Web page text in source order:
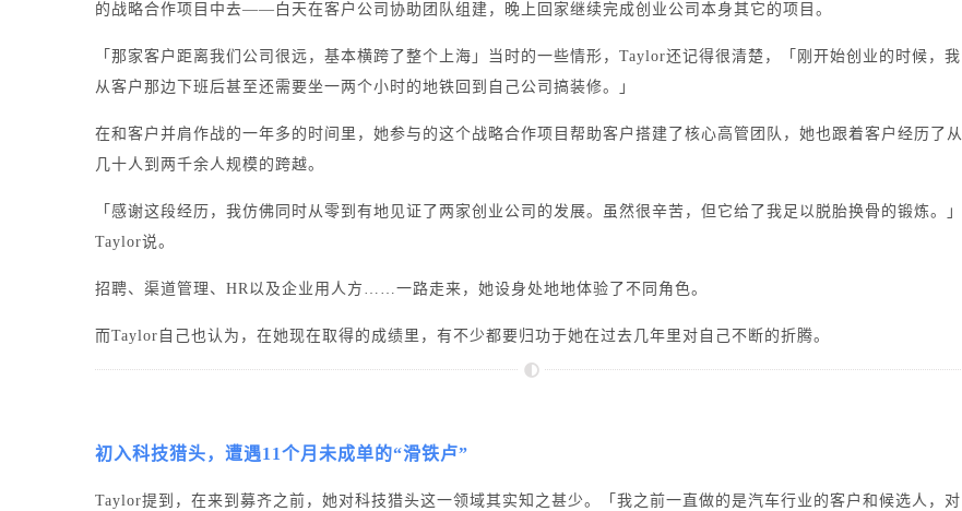
的战略合作项目中去——白天在客户公司协助团队组建，晚上回家继续完成创业公司本身其它的项目。
「那家客户距离我们公司很远，基本横跨了整个上海」当时的一些情形，Taylor还记得很清楚，「刚开始创业的时候，我
从客户那边下班后甚至还需要坐一两个小时的地铁回到自己公司搞装修。」
在和客户并肩作战的一年多的时间里，她参与的这个战略合作项目帮助客户搭建了核心高管团队，她也跟着客户经历了从
几十人到两千余人规模的跨越。
「感谢这段经历，我仿佛同时从零到有地见证了两家创业公司的发展。虽然很辛苦，但它给了我足以脱胎换骨的锻炼。」
Taylor说。
招聘、渠道管理、HR以及企业用人方……一路走来，她设身处地地体验了不同角色。
而Taylor自己也认为，在她现在取得的成绩里，有不少都要归功于她在过去几年里对自己不断的折腾。
初入科技猎头， 遭遇11个月未成单的“滑铁卢”
Taylor提到，在来到募齐之前，她对科技猎头这一领域其实知之甚少。「我之前一直做的是汽车行业的客户和候选人，对